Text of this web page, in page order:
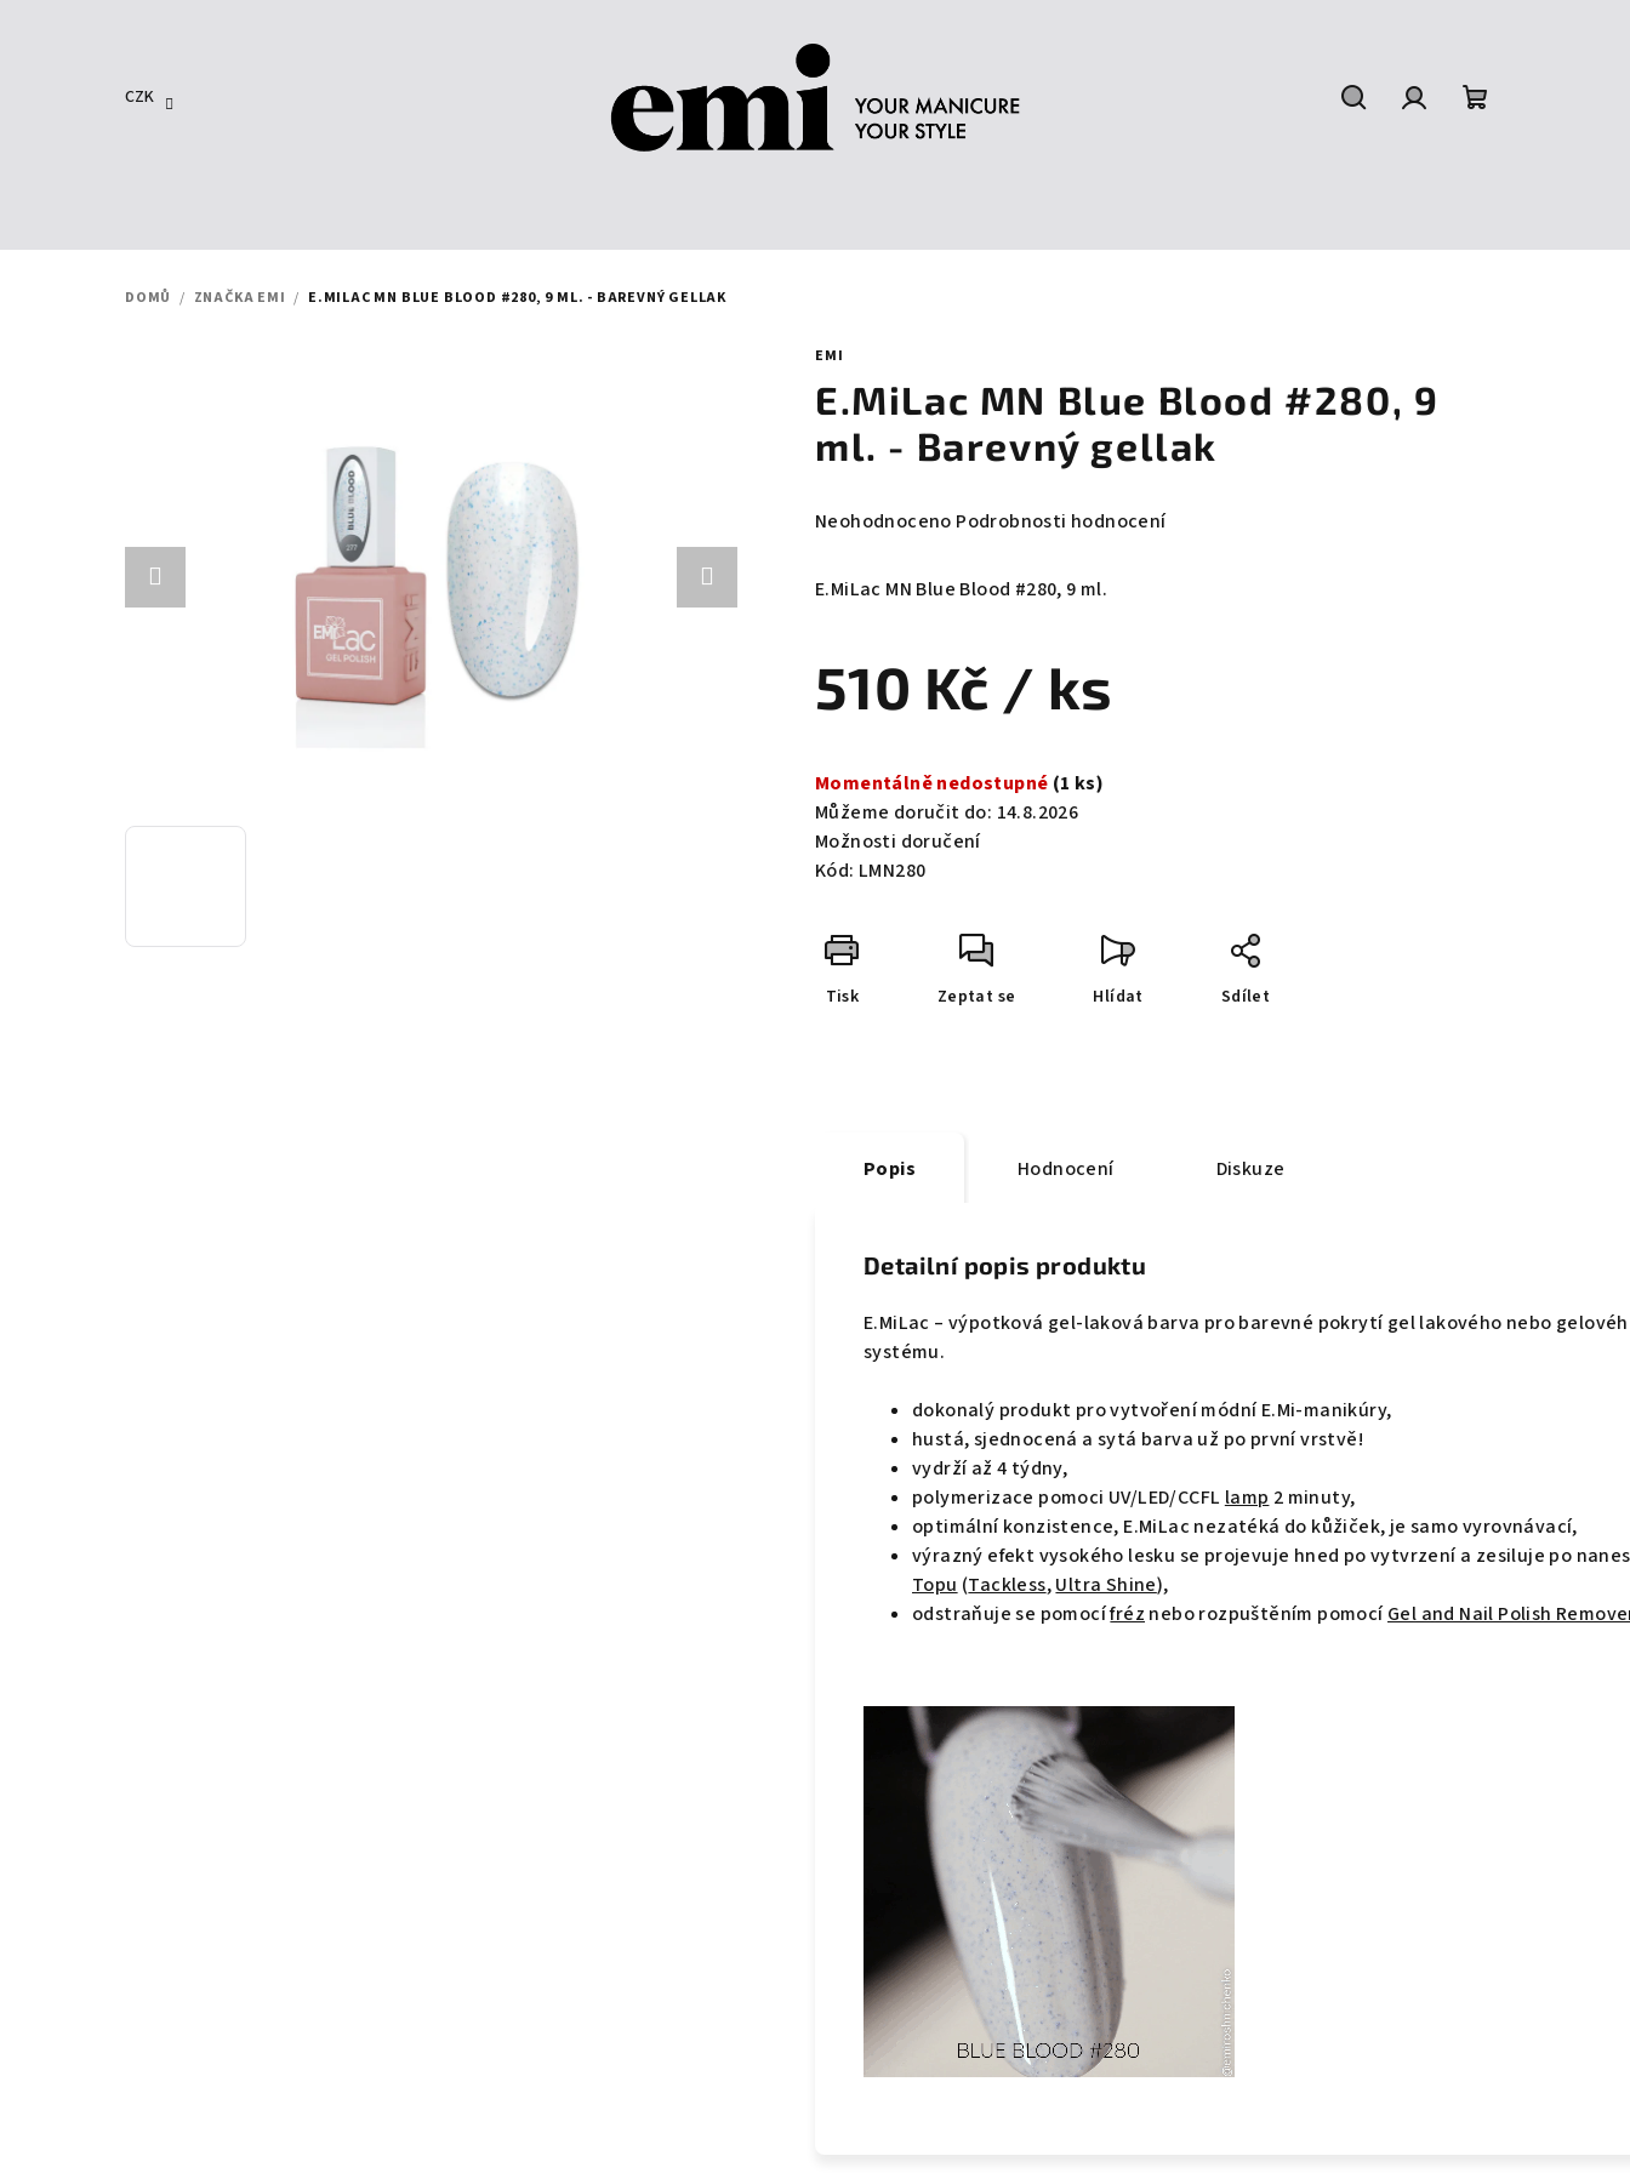
CZK
DOMŮ / ZNAČKA EMI / E.MILAC MN BLUE BLOOD #280, 9 ML. - BAREVNÝ GELLAK
EMI
E.MiLac MN Blue Blood #280, 9
ml. - Barevný gellak
Průměrné
produktu
z
5
Neohodnoceno Podrobnosti hodnocení
E.MiLac MN Blue Blood #280, 9 ml.
510 Kč / ks
cena:
Momentálně nedostupné (1 ks)
Můžeme doručit do: 14.8.2026
Možnosti doručení
Kód: LMN280
Tisk Zeptat se Hlídat Sdílet
Popis Hodnocení Diskuze
Detailní popis produktu
E.MiLac – výpotková gel-laková barva pro barevné pokrytí gel lakového nebo
systému.
dokonalý produkt pro vytvoření módní E.Mi-manikúry,
hustá, sjednocená a sytá barva už po první vrstvě!
vydrží až 4 týdny,
polymerizace pomoci UV/LED/CCFL lamp 2 minuty,
optimální konzistence, E.MiLac nezatéká do kůžiček, je samo vyrovnávací,
výrazný efekt vysokého lesku se projevuje hned po vytvrzení a zesiluje po
Topu (Tackless,Ultra Shine),
odstraňuje se pomocífréz nebo rozpuštěním pomocíGel and Nail Polish